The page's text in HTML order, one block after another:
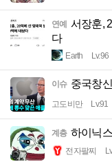
연예 서장훈,
다
Earth Lv.96
이슈 중국창
고도비만 Lv.91
계층 하이닉
전자팔찌